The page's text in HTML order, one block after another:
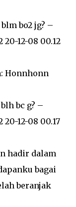
bo2 jg? –
20-12-08 00.12
Honnhonn
bc g? –
20-12-08 00.17
hadir dalam
bagai
beranjak